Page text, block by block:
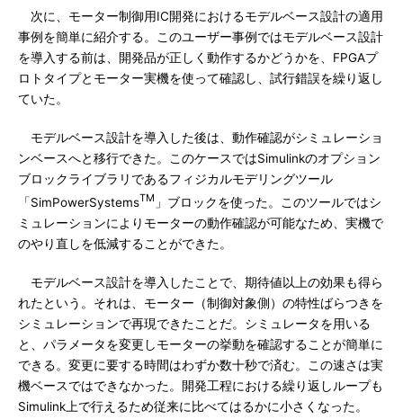
次に、モーター制御用IC開発におけるモデルベース設計の適用
事例を簡単に紹介する。このユーザー事例ではモデルベース設計
を導入する前は、開発品が正しく動作するかどうかを、FPGAプ
ロトタイプとモーター実機を使って確認し、試行錯誤を繰り返し
ていた。
モデルベース設計を導入した後は、動作確認がシミュレーショ
ンベースへと移行できた。このケースではSimulinkのオプション
ブロックライブラリであるフィジカルモデリングツール
「SimPowerSystemsTM 」ブロックを使った。このツールではシ
ミュレーションによりモーターの動作確認が可能なため、実機で
のやり直しを低減することができた。
モデルベース設計を導入したことで、期待値以上の効果も得ら
れたという。それは、モーター（制御対象側）の特性ばらつきを
シミュレーションで再現できたことだ。シミュレータを用いる
と、パラメータを変更しモーターの挙動を確認することが簡単に
できる。変更に要する時間はわずか数十秒で済む。この速さは実
機ベースではできなかった。開発工程における繰り返しループも
Simulink上で行えるため従来に比べてはるかに小さくなった。